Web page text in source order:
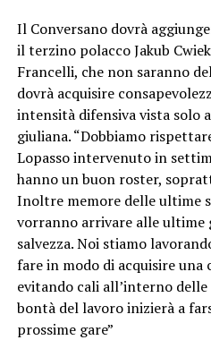
Il Conversano dovrà
il terzino polacco Jakub
Francelli, che non saranno
dovrà acquisire
intensità difensiva vista solo
giuliana. “Dobbiamo
Lopasso intervenuto in
hanno un buon roster,
Inoltre memore delle ultime
vorranno arrivare alle ultime
salvezza. Noi stiamo
fare in modo di acquisire
evitando cali all’interno
bontà del lavoro inizierà a
prossime gare”